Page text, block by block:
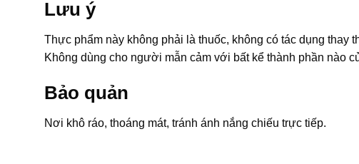
Lưu ý
Thực phẩm này không phải là thuốc, không có tác dụng thay
Không dùng cho người mẫn cảm với bất kể thành phần nào
Bảo quản
Nơi khô ráo, thoáng mát, tránh ánh nắng chiếu trực tiếp.